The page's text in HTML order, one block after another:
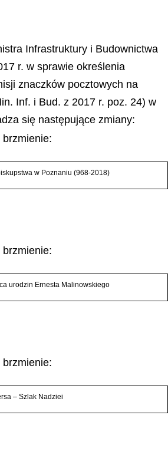
Infrastruktury i Budownictwa
r. w sprawie określenia
znaczków pocztowych na
Inf. i Bud. z 2017 r. poz. 24) w
się następujące zmiany:
w Poznaniu (968-2018)
urodzin Ernesta Malinowskiego
–Szlak Nadziei